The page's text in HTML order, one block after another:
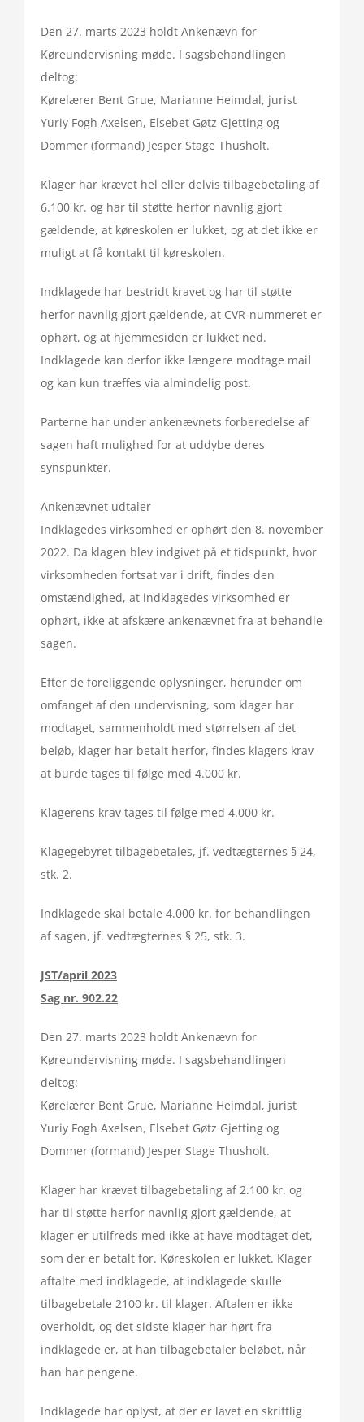
Den 27. marts 2023 holdt Ankenævn for
Køreundervisning møde. I sagsbehandlingen
deltog:
Kørelærer Bent Grue, Marianne Heimdal, jurist
Yuriy Fogh Axelsen, Elsebet Gøtz Gjetting og
Dommer (formand) Jesper Stage Thusholt.
Klager har krævet hel eller delvis tilbagebetaling af
6.100 kr. og har til støtte herfor navnlig gjort
gældende, at køreskolen er lukket, og at det ikke er
muligt at få kontakt til køreskolen.
Indklagede har bestridt kravet og har til støtte
herfor navnlig gjort gældende, at CVR-nummeret er
ophørt, og at hjemmesiden er lukket ned.
Indklagede kan derfor ikke længere modtage mail
og kan kun træffes via almindelig post.
Parterne har under ankenævnets forberedelse af
sagen haft mulighed for at uddybe deres
synspunkter.
Ankenævnet udtaler
Indklagedes virksomhed er ophørt den 8. november
2022. Da klagen blev indgivet på et tidspunkt, hvor
virksomheden fortsat var i drift, findes den
omstændighed, at indklagedes virksomhed er
ophørt, ikke at afskære ankenævnet fra at behandle
sagen.
Efter de foreliggende oplysninger, herunder om
omfanget af den undervisning, som klager har
modtaget, sammenholdt med størrelsen af det
beløb, klager har betalt herfor, findes klagers krav
at burde tages til følge med 4.000 kr.
Klagerens krav tages til følge med 4.000 kr.
Klagegebyret tilbagebetales, jf. vedtægternes § 24,
stk. 2.
Indklagede skal betale 4.000 kr. for behandlingen
af sagen, jf. vedtægternes § 25, stk. 3.
JST/april 2023
Sag nr. 902.22
Den 27. marts 2023 holdt Ankenævn for
Køreundervisning møde. I sagsbehandlingen
deltog:
Kørelærer Bent Grue, Marianne Heimdal, jurist
Yuriy Fogh Axelsen, Elsebet Gøtz Gjetting og
Dommer (formand) Jesper Stage Thusholt.
Klager har krævet tilbagebetaling af 2.100 kr. og
har til støtte herfor navnlig gjort gældende, at
klager er utilfreds med ikke at have modtaget det,
som der er betalt for. Køreskolen er lukket. Klager
aftalte med indklagede, at indklagede skulle
tilbagebetale 2100 kr. til klager. Aftalen er ikke
overholdt, og det sidste klager har hørt fra
indklagede er, at han tilbagebetaler beløbet, når
han har pengene.
Indklagede har oplyst, at der er lavet en skriftlig